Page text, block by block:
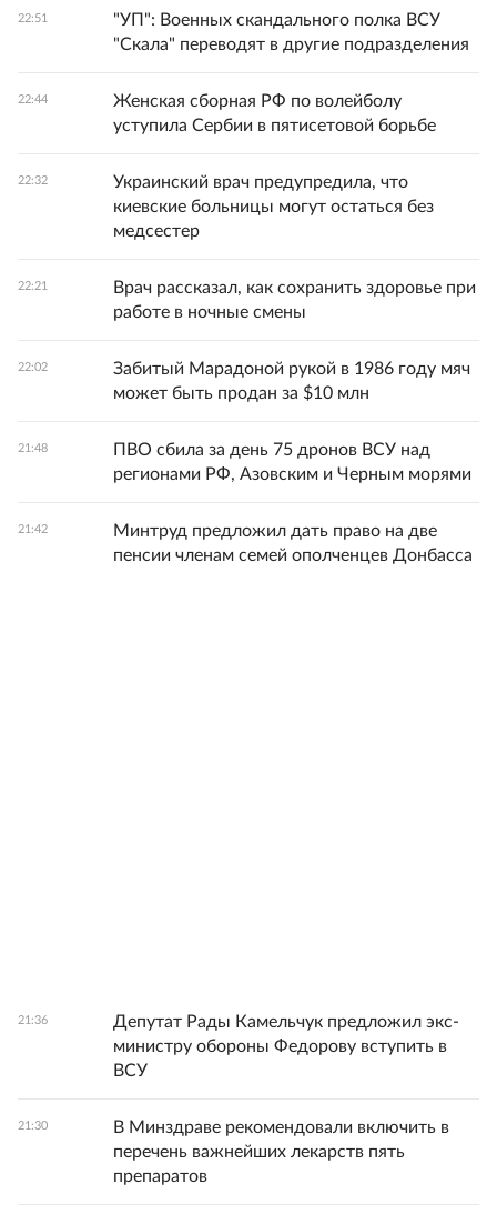
22:51
"УП": Военных скандального полка ВСУ
"Скала" переводят в другие подразделения
22:44
Женская сборная РФ по волейболу
уступила Сербии в пятисетовой борьбе
22:32
Украинский врач предупредила, что
киевские больницы могут остаться без
медсестер
22:21
Врач рассказал, как сохранить здоровье при
работе в ночные смены
22:02
Забитый Марадоной рукой в 1986 году мяч
может быть продан за $10 млн
21:48
ПВО сбила за день 75 дронов ВСУ над
регионами РФ, Азовским и Черным морями
21:42
Минтруд предложил дать право на две
пенсии членам семей ополченцев Донбасса
21:36
Депутат Рады Камельчук предложил экс-
министру обороны Федорову вступить в
ВСУ
21:30
В Минздраве рекомендовали включить в
перечень важнейших лекарств пять
препаратов